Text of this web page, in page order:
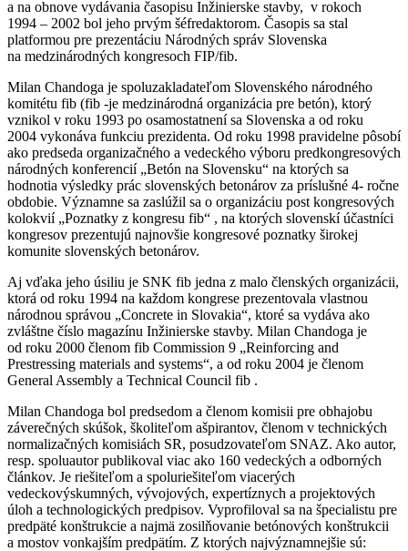
a na obnove vydávania časopisu Inžinierske stavby, v rokoch
1994 – 2002 bol jeho prvým šéfredaktorom. Časopis sa stal
platformou pre prezentáciu Národných správ Slovenska
na medzinárodných kongresoch FIP/fib.
Milan Chandoga je spoluzakladateľom Slovenského národného
komitétu fib (fib -je medzinárodná organizácia pre betón), ktorý
vznikol v roku 1993 po osamostatnení sa Slovenska a od roku
2004 vykonáva funkciu prezidenta. Od roku 1998 pravidelne pôsobí
ako predseda organizačného a vedeckého výboru predkongresových
národných konferencií „Betón na Slovensku“ na ktorých sa
hodnotia výsledky prác slovenských betonárov za príslušné 4- ročne
obdobie. Významne sa zaslúžil sa o organizáciu post kongresových
kolokvií „Poznatky z kongresu fib“ , na ktorých slovenskí účastníci
kongresov prezentujú najnovšie kongresové poznatky širokej
komunite slovenských betonárov.
Aj vďaka jeho úsiliu je SNK fib jedna z malo členských organizácii,
ktorá od roku 1994 na každom kongrese prezentovala vlastnou
národnou správou „Concrete in Slovakia“, ktoré sa vydáva ako
zvláštne číslo magazínu Inžinierske stavby. Milan Chandoga je
od roku 2000 členom fib Commission 9 „Reinforcing and
Prestressing materials and systems“, a od roku 2004 je členom
General Assembly a Technical Council fib .
Milan Chandoga bol predsedom a členom komisii pre obhajobu
záverečných skúšok, školiteľom ašpirantov, členom v technických
normalizačných komisiách SR, posudzovateľom SNAZ. Ako autor,
resp. spoluautor publikoval viac ako 160 vedeckých a odborných
článkov. Je riešiteľom a spoluriešiteľom viacerých
vedeckovýskumných, vývojových, expertíznych a projektových
úloh a technologických predpisov. Vyprofiloval sa na špecialistu pre
predpäté konštrukcie a najmä zosilňovanie betónových konštrukcii
a mostov vonkajším predpätím. Z ktorých najvýznamnejšie sú: